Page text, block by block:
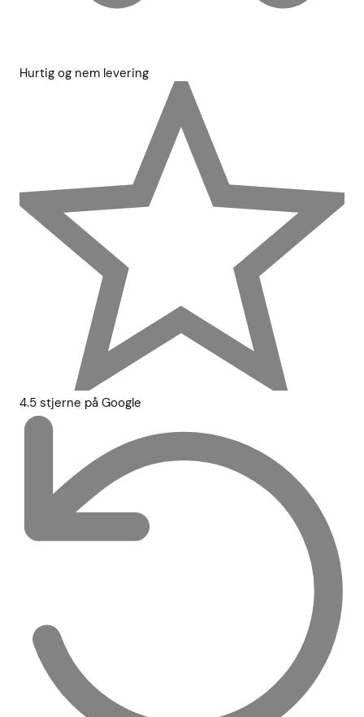
Hurtig og nem levering
4.5 stjerne på Google